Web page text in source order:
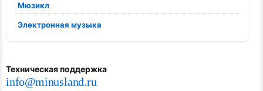
Мюзикл
Электронная музыка
Техническая поддержка
info@minusland.ru